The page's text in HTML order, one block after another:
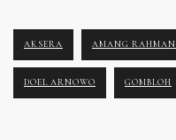
AKSERA AMANG RAHMAN
DOEL ARNOWO GOMBLOH